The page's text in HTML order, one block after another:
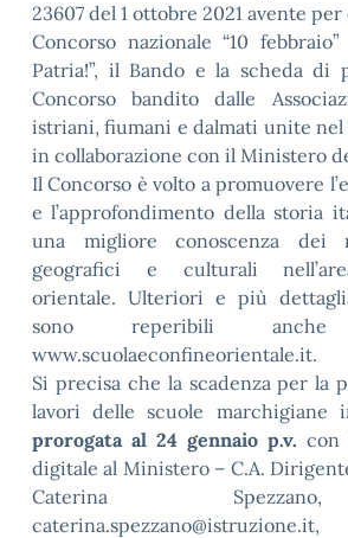
23607 del 1 ottobre 2021 avente
Concorso nazionale “10
Patria!”, il Bando e la scheda di
Concorso bandito dalle
istriani, fiumani e dalmati unite
in collaborazione con il Ministero
Il Concorso è volto a promuovere
e l’approfondimento della storia
una migliore conoscenza dei
geografici e culturali
orientale. Ulteriori e più
sono reperibili
www.scuolaeconfineorientale.it.
Si precisa che la scadenza per la
lavori delle scuole marchigiane
prorogata al 24 gennaio p.v. con
digitale al Ministero – C.A.
Caterina